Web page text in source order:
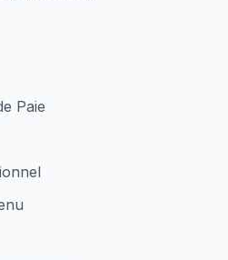
Paie